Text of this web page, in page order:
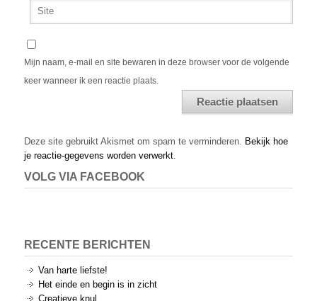
Mijn naam, e-mail en site bewaren in deze browser voor de volgende
keer wanneer ik een reactie plaats.
Deze site gebruikt Akismet om spam te verminderen. Bekijk hoe
je reactie-gegevens worden verwerkt.
VOLG VIA FACEBOOK
RECENTE BERICHTEN
Van harte liefste!
Het einde en begin is in zicht
Creatieve knul